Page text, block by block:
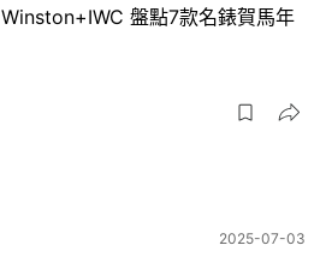
Winston+IWC 盤點7款名錶賀馬年
2025-07-03